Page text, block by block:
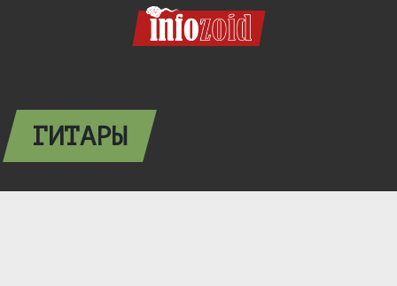
ГИТАРЫ